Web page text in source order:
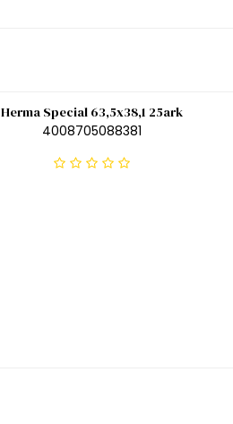
Herma Special 63,5x38,1 25ark
4008705088381